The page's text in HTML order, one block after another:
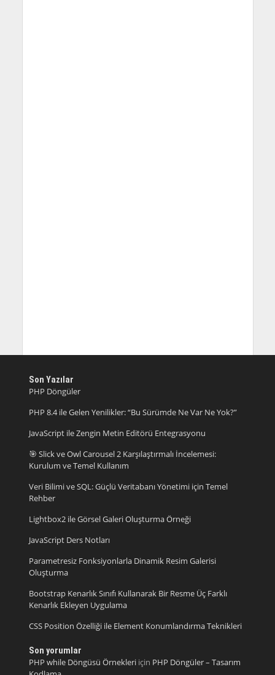
Son Yazılar
PHP Döngüler
PHP 8.4 ile Gelen Yenilikler: “Bu Sürümde Ne Var Ne Yok?”
JavaScript ile Zengin Metin Editörü Entegrasyonu
🎯 Slick ve Owl Carousel 2 Karşılaştırmalı İncelemesi:
Kurulum ve Temel Kullanım
Veri Bilimi ve SQL: Güçlü Veritabanı Yönetimi için Temel
Rehber
Lightbox2 ile Görsel Galeri Oluşturma Örneği
JavaScript Ders Notları
Parametresiz Fonksiyonlarla Dinamik Resim Galerisi
Oluşturma
Bootstrap Kenarlık Sınıfı Kullanarak Bir Resme Üç Farklı
Kenarlık Ekleyen Uygulama
CSS Position Özelliği ile Element Konumlandırma Teknikleri
Son yorumlar
PHP while Döngüsü Örnekleriiçin PHP Döngüler – Tasarım